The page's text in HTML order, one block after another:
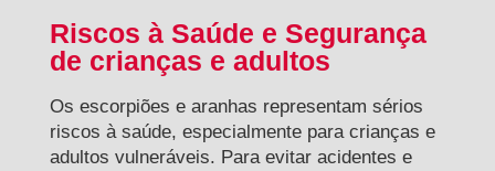
Riscos à Saúde e Segurança
de crianças e adultos
Os escorpiões e aranhas representam sérios
riscos à saúde, especialmente para crianças e
adultos vulneráveis. Para evitar acidentes e